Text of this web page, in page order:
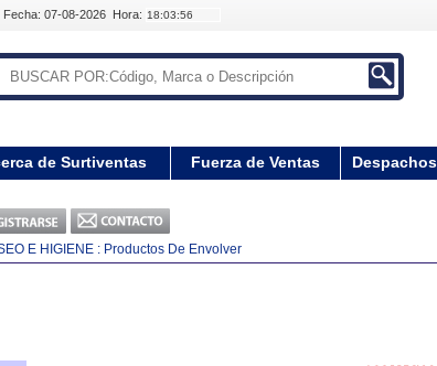
Fecha: 07-08-2026 Hora:
de Surtiventas Fuerza de Ventas Despachos
E HIGIENE : Productos De Envolver